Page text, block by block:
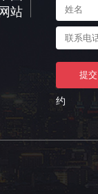
站
提交
约